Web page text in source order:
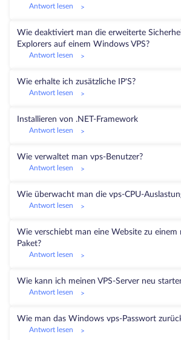
Antwort lesen >
Wie deaktiviert man die erweiterte
Explorers auf einem Windows VPS?
Antwort lesen >
Wie erhalte ich zusätzliche IP'S?
Antwort lesen >
Installieren von .NET-Framework
Antwort lesen >
Wie verwaltet man vps-Benutzer?
Antwort lesen >
Wie überwacht man die vps-CPU-
Antwort lesen >
Wie verschiebt man eine Website zu einem
Paket?
Antwort lesen >
Wie kann ich meinen VPS-Server neu
Antwort lesen >
Wie man das Windows vps-Passwort
Antwort lesen >